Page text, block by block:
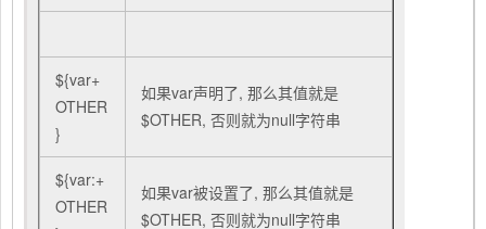
${var+
OTHER
}
如果var声明了, 那么其值就是
$OTHER, 否则就为null字符串
${var:+
OTHER
如果var被设置了, 那么其值就是
$OTHER, 否则就为null字符串